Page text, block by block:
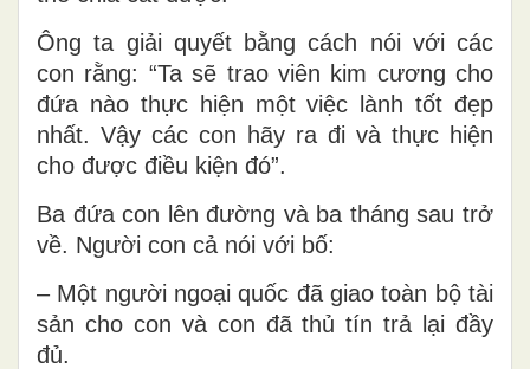
Ông ta giải quyết bằng cách nói với các
con rằng: “Ta sẽ trao viên kim cương cho
đứa nào thực hiện một việc lành tốt đẹp
nhất. Vậy các con hãy ra đi và thực hiện
cho được điều kiện đó”.
Ba đứa con lên đường và ba tháng sau trở
về. Người con cả nói với bố:
– Một người ngoại quốc đã giao toàn bộ tài
sản cho con và con đã thủ tín trả lại đầy
đủ.